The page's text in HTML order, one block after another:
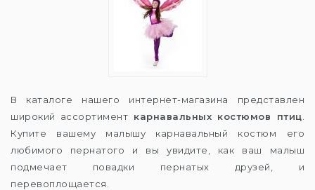
В каталоге нашего интернет-магазина представлен
широкий ассортимент карнавальных костюмов птиц
Купите вашему малышу карнавальный костюм его
любимого пернатого и вы увидите, как ваш малыш
подмечает повадки пернатых друзей, и
перевоплощается.